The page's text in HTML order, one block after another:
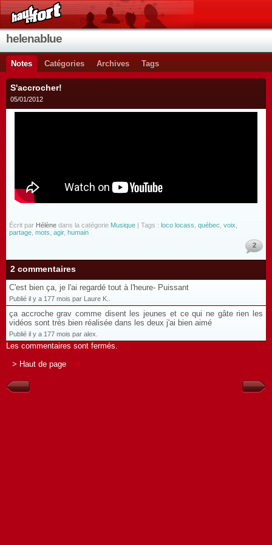
helenablue
Notes Catégories Archives Tags
S'accrocher!
05/01/2012
Écrit par Hélène dans la catégorie Musique | Tags : loco locass québec voix
partage mots agir, humain
2
2 commentaires
C'est bien ça, je l'ai regardé tout à l'heure- Puissant
Publié il y a 177 mois par Laure K..
ça accroche grav comme disent les jeunes et ce qui ne gâte rien les
vidéos sont très bien réalisée dans les deux j'ai bien aimé
Publié il y a 177 mois par alex.
Les commentaires sont fermés.
> Haut de page